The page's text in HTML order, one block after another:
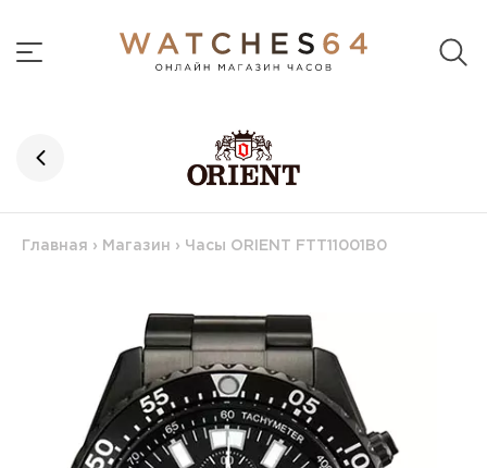
Главная › Магазин › Часы ORIENT FTT11001B0